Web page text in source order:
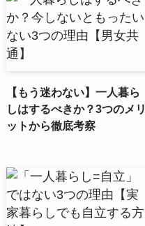
【もう迷わない】一人暮ら
しはするべきか？3つのメリ
ットから徹底考察